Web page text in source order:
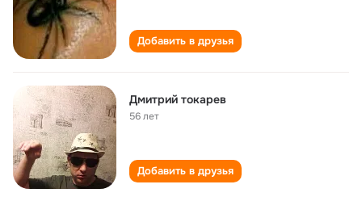
Добавить в друзья
Дмитрий токарев
56 лет
Добавить в друзья